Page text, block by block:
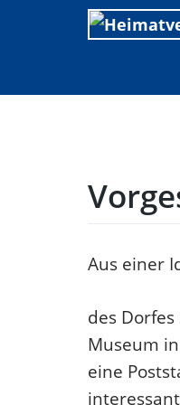
Aus einer
des
Museum
eine